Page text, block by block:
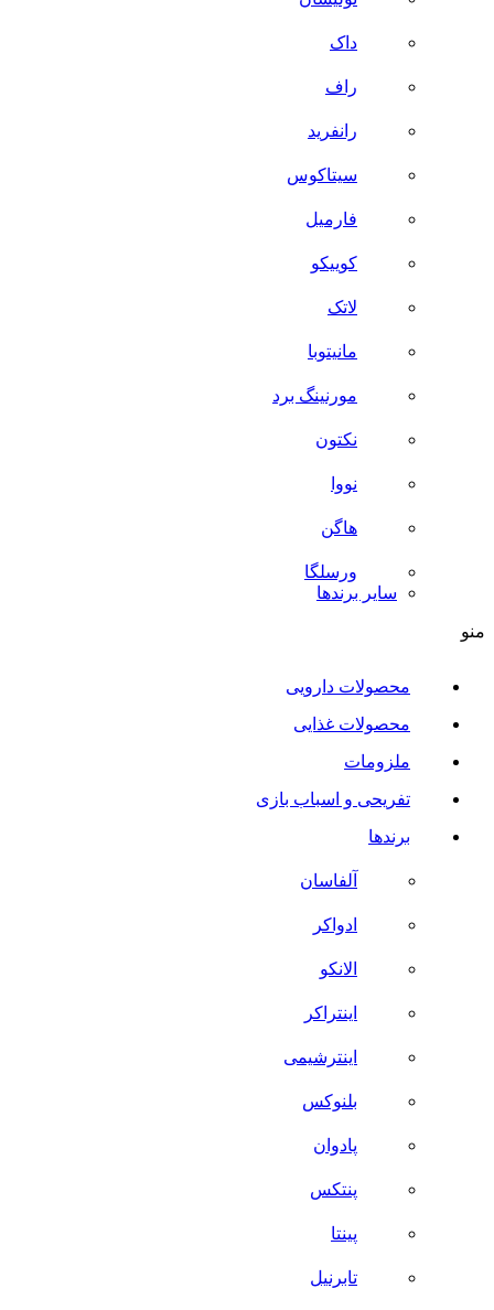
داک
راف
رانفرید
سیتاکوس
فارمیل
کوییکو
لاتک
مانیتوبا
مورنینگ برد
نکتون
نووا
هاگن
ورسلگا
سایر برند‌ها
منو
محصولات دارویی
محصولات غذایی
ملزومات
تفریحی و اسباب بازی
برندها
آلفاسان
ادواکر
الانکو
اینتراکر
اینترشیمی
بلنوکس
پادوان
پنتکس
پینتا
تابرنیل